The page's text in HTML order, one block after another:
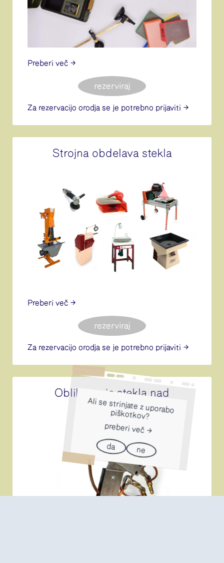
Preberi več
rezerviraj
Za rezervacijo orodja se je potrebno prijaviti
Strojna obdelava stekla
Preberi več
rezerviraj
Za rezervacijo orodja se je potrebno prijaviti
Oblikovanje stekla nad
plamenom
Ali se strinjate z uporabo
piškotkov?
preberi več
da ne